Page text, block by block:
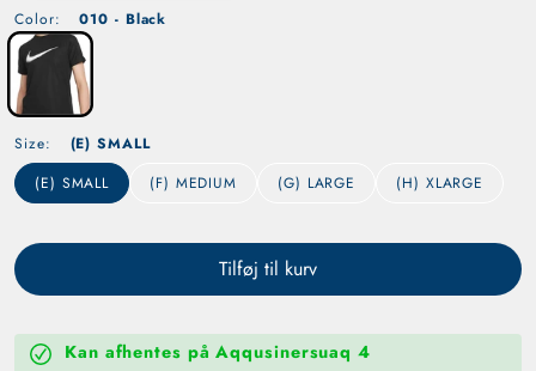
Color: 010 - Black
Size:
(E) SMALL
(E) SMALL
(F) MEDIUM (G) LARGE (H) XLARGE
Tilføj til kurv
Kan afhentes påAqqusinersuaq 4